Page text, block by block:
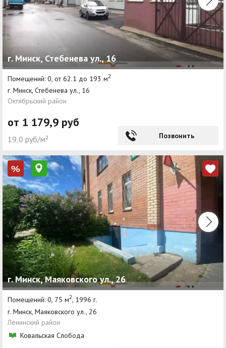
г. Минск, Стебенева ул., 16
Помещений: 0, от 62.1 до 193 м2
г. Минск, Стебенева ул., 16
Октябрьский район
от 1 179,9 руб
19,0 руб/м² Позвонить
%
г. Минск, Маяковского ул., 26
Помещений: 0, 75 м2, 1996 г.
г. Минск, Маяковского ул., 26
Ленинский район
Ковальская Слобода